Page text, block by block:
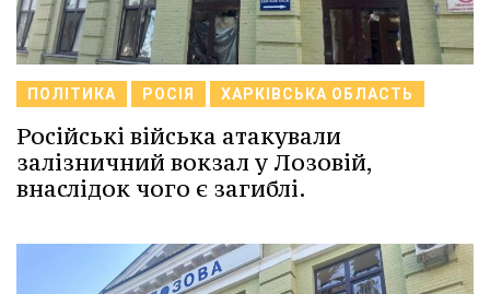
ПОЛІТИКА РОСІЯ ХАРКІВСЬКА ОБЛАСТЬ
Російські війська атакували
залізничний вокзал у Лозовій,
внаслідок чого є загиблі.